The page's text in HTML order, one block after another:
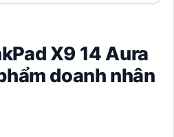
X9 14 Aura
doanh nhân